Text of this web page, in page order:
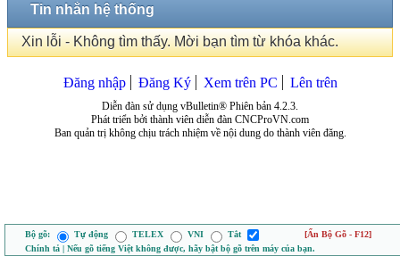
Tin nhắn hệ thống
Xin lỗi - Không tìm thấy. Mời bạn tìm từ khóa khác.
Đăng nhập Đăng Ký Xem trên PC Lên trên
Diễn đàn sử dụng vBulletin® Phiên bản 4.2.3.
Phát triển bởi thành viên diễn đàn CNCProVN.com
Ban quản trị không chịu trách nhiệm về nội dung do thành viên đăng.
Bộ gõ: Tự động TELEX VNI Tắt
[Ẩn Bộ Gõ - F12]
Chính tả | Nếu gõ tiếng Việt không được, hãy bật bộ gõ trên máy của bạn.